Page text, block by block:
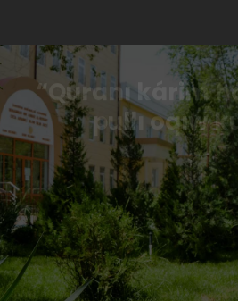
“Quranı kárim
pullı oqıw